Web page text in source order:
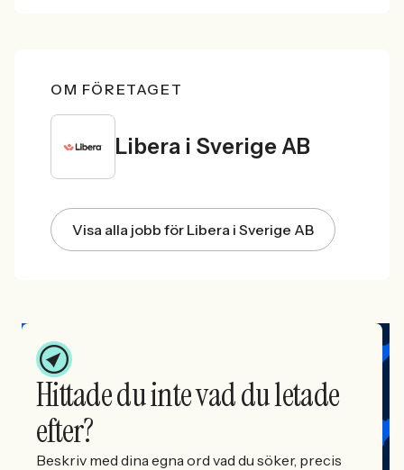
OM FÖRETAGET
Libera i Sverige AB
Visa alla jobb för Libera i Sverige AB
Hittade du inte vad du letade
efter?
Beskriv med dina egna ord vad du söker, precis